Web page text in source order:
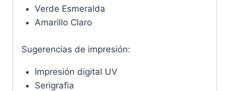
Verde Esmeralda
Amarillo Claro
Sugerencias de impresión:
Impresión digital UV
Serigrafia